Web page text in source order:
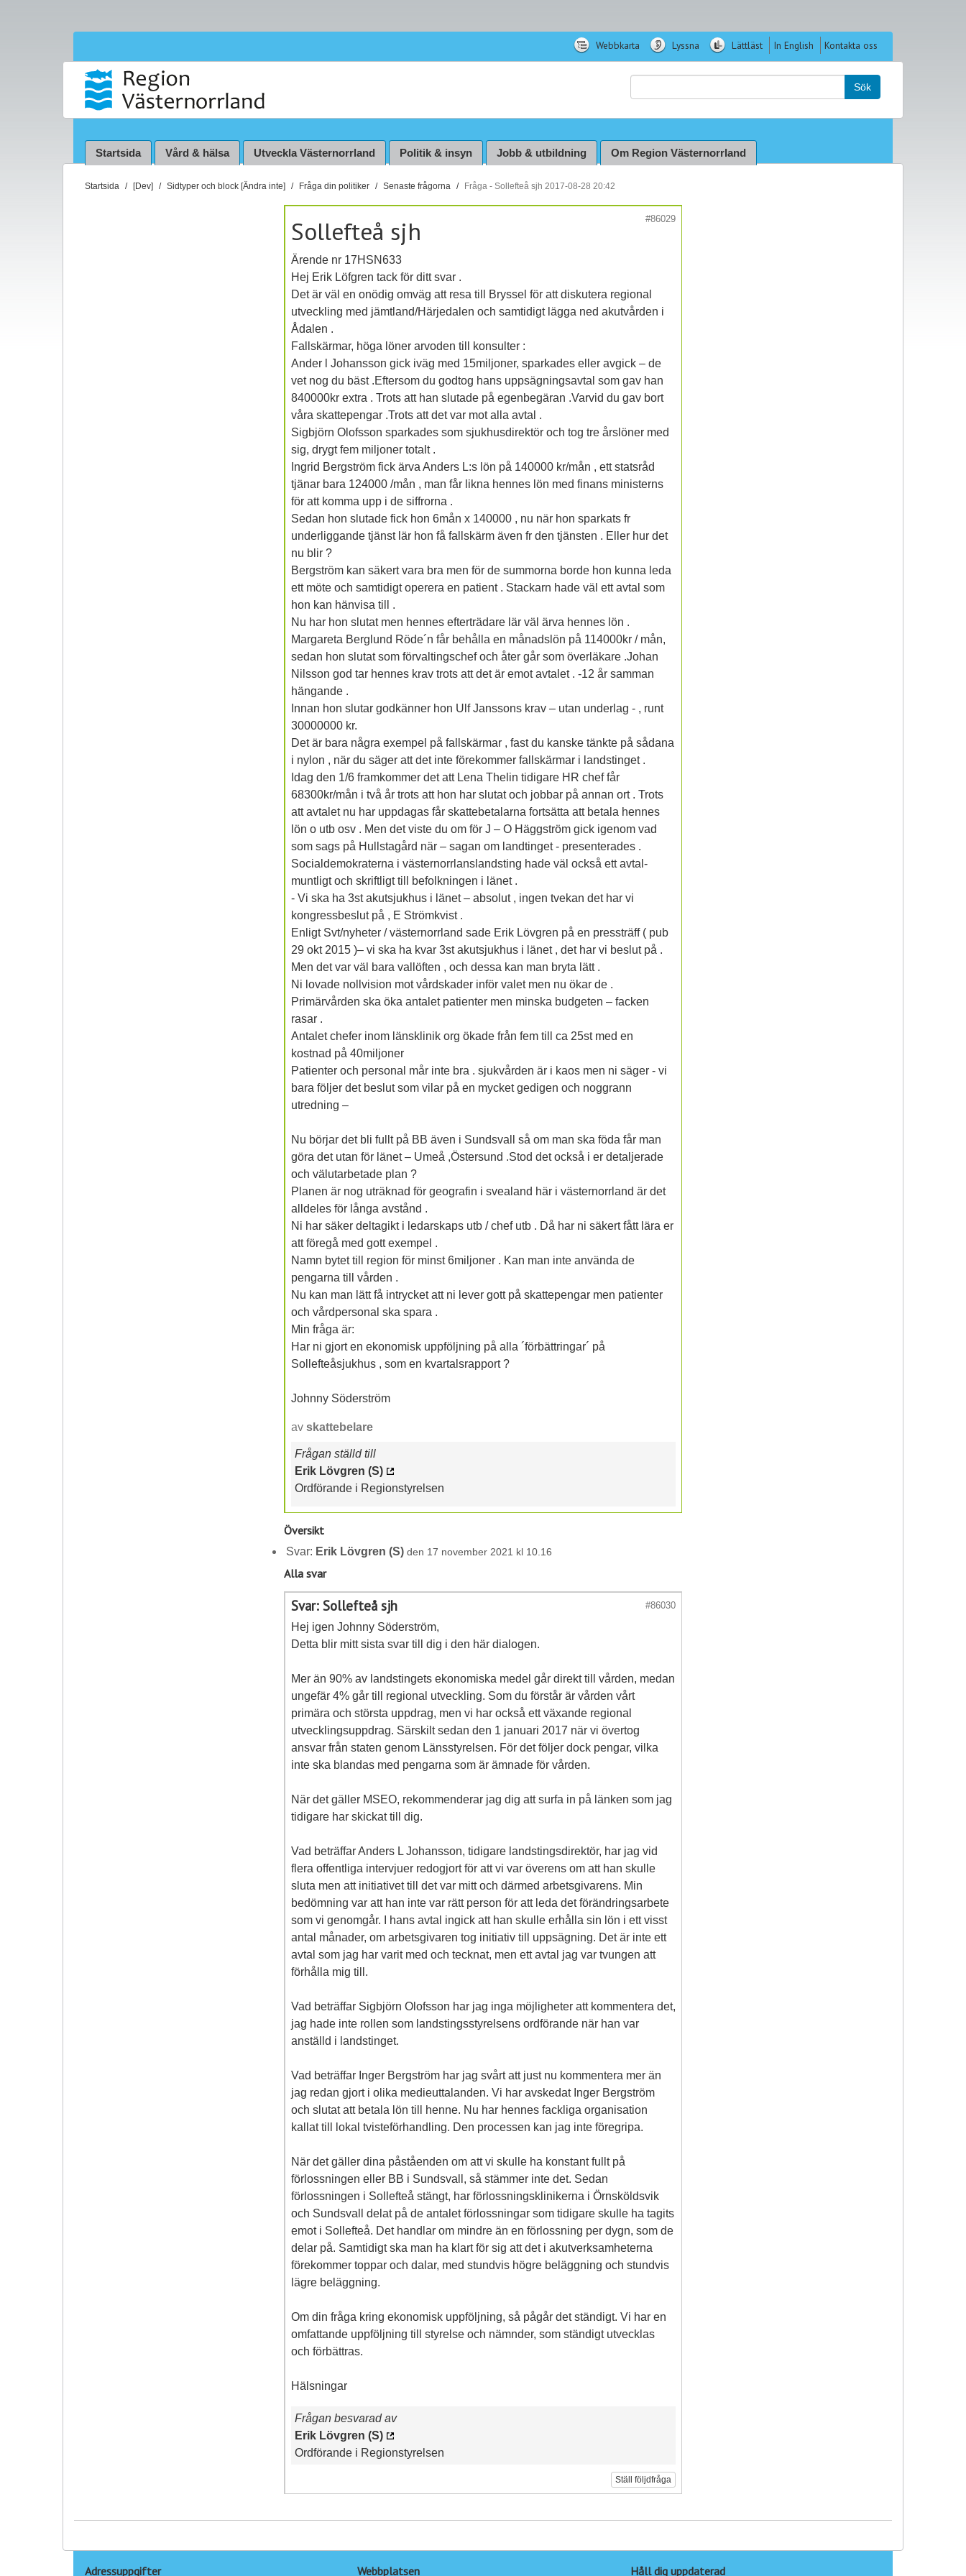
Webbkarta Lyssna Lättläst In English Kontakta oss
Sök
Startsida Vård & hälsa Utveckla Västernorrland Politik & insyn Jobb & utbildning Om Region Västernorrland
D
Startsida [Dev] Sidtyper och block [Ändra inte] Fråga din politiker Senaste frågorna Fråga - Sollefteå sjh 2017-08-28 20:42
#86029
Sollefteå sjh
Ärende nr 17HSN633
Hej Erik Löfgren tack för ditt svar .
Det är väl en onödig omväg att resa till Bryssel för att diskutera regional
utveckling med jämtland/Härjedalen och samtidigt lägga ned akutvården i
Ådalen .
Fallskärmar, höga löner arvoden till konsulter :
Ander l Johansson gick iväg med 15miljoner, sparkades eller avgick – de
vet nog du bäst .Eftersom du godtog hans uppsägningsavtal som gav han
840000kr extra . Trots att han slutade på egenbegäran .Varvid du gav bort
våra skattepengar .Trots att det var mot alla avtal .
Sigbjörn Olofsson sparkades som sjukhusdirektör och tog tre årslöner med
sig, drygt fem miljoner totalt .
Ingrid Bergström fick ärva Anders L:s lön på 140000 kr/mån , ett statsråd
tjänar bara 124000 /mån , man får likna hennes lön med finans ministerns
för att komma upp i de siffrorna .
Sedan hon slutade fick hon 6mån x 140000 , nu när hon sparkats fr
underliggande tjänst lär hon få fallskärm även fr den tjänsten . Eller hur det
nu blir ?
Bergström kan säkert vara bra men för de summorna borde hon kunna leda
ett möte och samtidigt operera en patient . Stackarn hade väl ett avtal som
hon kan hänvisa till .
Nu har hon slutat men hennes efterträdare lär väl ärva hennes lön .
Margareta Berglund Röde´n får behålla en månadslön på 114000kr / mån,
sedan hon slutat som förvaltingschef och åter går som överläkare .Johan
Nilsson god tar hennes krav trots att det är emot avtalet . -12 år samman
hängande .
Innan hon slutar godkänner hon Ulf Janssons krav – utan underlag - , runt
30000000 kr.
Det är bara några exempel på fallskärmar , fast du kanske tänkte på sådana
i nylon , när du säger att det inte förekommer fallskärmar i landstinget .
Idag den 1/6 framkommer det att Lena Thelin tidigare HR chef får
68300kr/mån i två år trots att hon har slutat och jobbar på annan ort . Trots
att avtalet nu har uppdagas får skattebetalarna fortsätta att betala hennes
lön o utb osv . Men det viste du om för J – O Häggström gick igenom vad
som sags på Hullstagård när – sagan om landtinget - presenterades .
Socialdemokraterna i västernorrlanslandsting hade väl också ett avtal-
muntligt och skriftligt till befolkningen i länet .
- Vi ska ha 3st akutsjukhus i länet – absolut , ingen tvekan det har vi
kongressbeslut på , E Strömkvist .
Enligt Svt/nyheter / västernorrland sade Erik Lövgren på en pressträff ( pub
29 okt 2015 )– vi ska ha kvar 3st akutsjukhus i länet , det har vi beslut på .
Men det var väl bara vallöften , och dessa kan man bryta lätt .
Ni lovade nollvision mot vårdskader inför valet men nu ökar de .
Primärvården ska öka antalet patienter men minska budgeten – facken
rasar .
Antalet chefer inom länsklinik org ökade från fem till ca 25st med en
kostnad på 40miljoner
Patienter och personal mår inte bra . sjukvården är i kaos men ni säger - vi
bara följer det beslut som vilar på en mycket gedigen och noggrann
utredning –
Nu börjar det bli fullt på BB även i Sundsvall så om man ska föda får man
göra det utan för länet – Umeå ,Östersund .Stod det också i er detaljerade
och välutarbetade plan ?
Planen är nog uträknad för geografin i svealand här i västernorrland är det
alldeles för långa avstånd .
Ni har säker deltagikt i ledarskaps utb / chef utb . Då har ni säkert fått lära er
att föregå med gott exempel .
Namn bytet till region för minst 6miljoner . Kan man inte använda de
pengarna till vården .
Nu kan man lätt få intrycket att ni lever gott på skattepengar men patienter
och vårdpersonal ska spara .
Min fråga är:
Har ni gjort en ekonomisk uppföljning på alla ´förbättringar´ på
Sollefteåsjukhus , som en kvartalsrapport ?
Johnny Söderström
av skattebelare
Frågan ställd till
Erik Lövgren (S)
Ordförande i Regionstyrelsen
Översikt
Svar: Erik Lövgren (S) den 17 november 2021 kl 10.16
Alla svar
#86030
Svar: Sollefteå sjh
Hej igen Johnny Söderström,
Detta blir mitt sista svar till dig i den här dialogen.
Mer än 90% av landstingets ekonomiska medel går direkt till vården, medan
ungefär 4% går till regional utveckling. Som du förstår är vården vårt
primära och största uppdrag, men vi har också ett växande regional
utvecklingsuppdrag. Särskilt sedan den 1 januari 2017 när vi övertog
ansvar från staten genom Länsstyrelsen. För det följer dock pengar, vilka
inte ska blandas med pengarna som är ämnade för vården.
När det gäller MSEO, rekommenderar jag dig att surfa in på länken som jag
tidigare har skickat till dig.
Vad beträffar Anders L Johansson, tidigare landstingsdirektör, har jag vid
flera offentliga intervjuer redogjort för att vi var överens om att han skulle
sluta men att initiativet till det var mitt och därmed arbetsgivarens. Min
bedömning var att han inte var rätt person för att leda det förändringsarbete
som vi genomgår. I hans avtal ingick att han skulle erhålla sin lön i ett visst
antal månader, om arbetsgivaren tog initiativ till uppsägning. Det är inte ett
avtal som jag har varit med och tecknat, men ett avtal jag var tvungen att
förhålla mig till.
Vad beträffar Sigbjörn Olofsson har jag inga möjligheter att kommentera det,
jag hade inte rollen som landstingsstyrelsens ordförande när han var
anställd i landstinget.
Vad beträffar Inger Bergström har jag svårt att just nu kommentera mer än
jag redan gjort i olika medieuttalanden. Vi har avskedat Inger Bergström
och slutat att betala lön till henne. Nu har hennes fackliga organisation
kallat till lokal tvisteförhandling. Den processen kan jag inte föregripa.
När det gäller dina påståenden om att vi skulle ha konstant fullt på
förlossningen eller BB i Sundsvall, så stämmer inte det. Sedan
förlossningen i Sollefteå stängt, har förlossningsklinikerna i Örnsköldsvik
och Sundsvall delat på de antalet förlossningar som tidigare skulle ha tagits
emot i Sollefteå. Det handlar om mindre än en förlossning per dygn, som de
delar på. Samtidigt ska man ha klart för sig att det i akutverksamheterna
förekommer toppar och dalar, med stundvis högre beläggning och stundvis
lägre beläggning.
Om din fråga kring ekonomisk uppföljning, så pågår det ständigt. Vi har en
omfattande uppföljning till styrelse och nämnder, som ständigt utvecklas
och förbättras.
Hälsningar
Frågan besvarad av
Erik Lövgren (S)
Ordförande i Regionstyrelsen
Ställ följdfråga
Adressuppgifter Webbplatsen Håll dig uppdaterad